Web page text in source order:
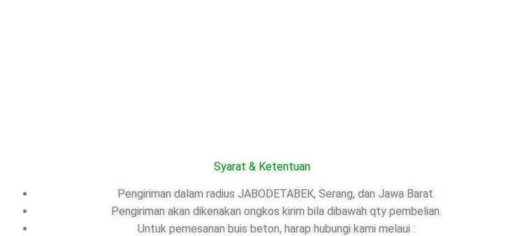
Syarat & Ketentuan
Pengiriman dalam radius JABODETABEK, Serang, dan Jawa Barat.
Pengiriman akan dikenakan ongkos kirim bila dibawah qty pembelian.
Untuk pemesanan buis beton, harap hubungi kami melaui :